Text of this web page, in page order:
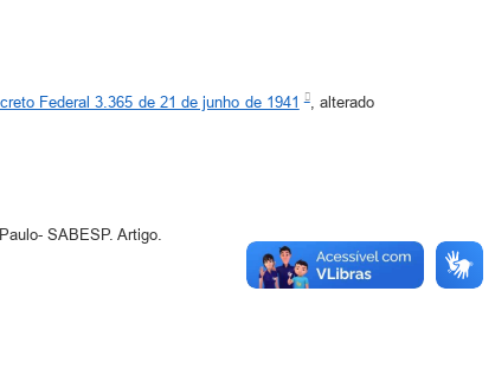
Federal 3.365 de 21 de junho de 1941 , alterado
SABESP. Artigo.